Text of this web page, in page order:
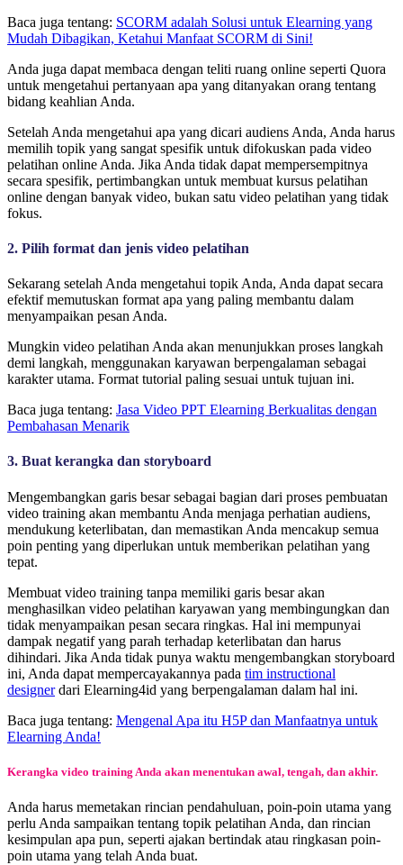
Baca juga tentang: SCORM adalah Solusi untuk Elearning yang
Mudah Dibagikan, Ketahui Manfaat SCORM di Sini!
Anda juga dapat membaca dengan teliti ruang online seperti Quora
untuk mengetahui pertanyaan apa yang ditanyakan orang tentang
bidang keahlian Anda.
Setelah Anda mengetahui apa yang dicari audiens Anda, Anda harus
memilih topik yang sangat spesifik untuk difokuskan pada video
pelatihan online Anda. Jika Anda tidak dapat mempersempitnya
secara spesifik, pertimbangkan untuk membuat kursus pelatihan
online dengan banyak video, bukan satu video pelatihan yang tidak
fokus.
2. Pilih format dan jenis video pelatihan
Sekarang setelah Anda mengetahui topik Anda, Anda dapat secara
efektif memutuskan format apa yang paling membantu dalam
menyampaikan pesan Anda.
Mungkin video pelatihan Anda akan menunjukkan proses langkah
demi langkah, menggunakan karyawan berpengalaman sebagai
karakter utama. Format tutorial paling sesuai untuk tujuan ini.
Baca juga tentang: Jasa Video PPT Elearning Berkualitas dengan
Pembahasan Menarik
3. Buat kerangka dan storyboard
Mengembangkan garis besar sebagai bagian dari proses pembuatan
video training akan membantu Anda menjaga perhatian audiens,
mendukung keterlibatan, dan memastikan Anda mencakup semua
poin penting yang diperlukan untuk memberikan pelatihan yang
tepat.
Membuat video training tanpa memiliki garis besar akan
menghasilkan video pelatihan karyawan yang membingungkan dan
tidak menyampaikan pesan secara ringkas. Hal ini mempunyai
dampak negatif yang parah terhadap keterlibatan dan harus
dihindari. Jika Anda tidak punya waktu mengembangkan storyboard
ini, Anda dapat mempercayakannya pada tim instructional
designerdari Elearning4id yang berpengalaman dalam hal ini.
Baca juga tentang: Mengenal Apa itu H5P dan Manfaatnya untuk
Elearning Anda!
Kerangka video training Anda akan menentukan awal, tengah, dan akhir.
Anda harus memetakan rincian pendahuluan, poin-poin utama yang
perlu Anda sampaikan tentang topik pelatihan Anda, dan rincian
kesimpulan apa pun, seperti ajakan bertindak atau ringkasan poin-
poin utama yang telah Anda buat.